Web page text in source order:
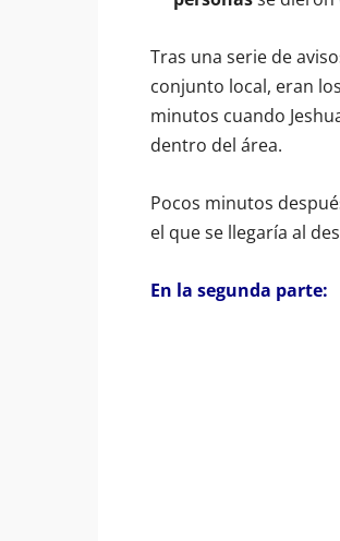
Tras una serie de
conjunto local, eran
minutos cuando
dentro del área.
Pocos minutos
el que se llegaría al
En la segunda parte: